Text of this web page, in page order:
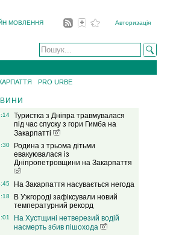
МОВЛЕННЯ Авторизація
PRO URBE
Туристка з Дніпра травмувалася
під час спуску з гори Гимба на
Закарпатті
Родина з трьома дітьми
евакуювалася із
Дніпропетровщини на Закарпаття
На Закарпаття насувається негода
В Ужгороді зафіксували новий
температурний рекорд
На Хустщині нетверезий водій
насмерть збив пішохода